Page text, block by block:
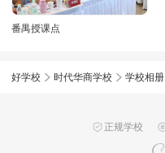
番禺授课点
好学校 时代华商学校 学校相册
正规学校